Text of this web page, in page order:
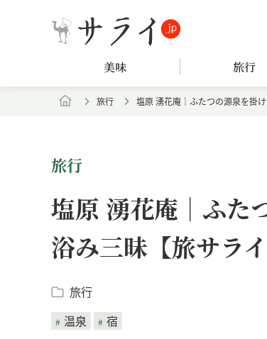
美味 旅行
旅行 塩原 湧花庵｜ふたつの源泉を掛
旅行
塩原 湧花庵｜ふた
浴み三昧【旅サラ
旅行
温泉
宿